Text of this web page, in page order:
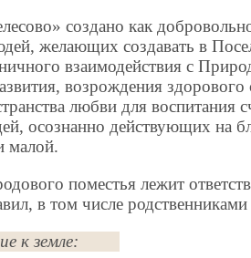
создано как
желающих создавать в
взаимодействия с
возрождения
любви для воспитания
осознанно действующих на
малой.
поместья лежит
в том числе
к земле: